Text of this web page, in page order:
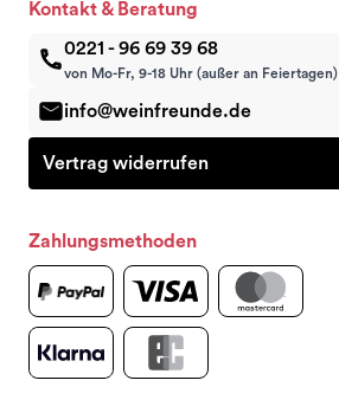
Kontakt & Beratung
0221 - 96 69 39 68
von Mo-Fr, 9-18 Uhr (außer an Feiertagen)
info@weinfreunde.de
Vertrag widerrufen
Zahlungsmethoden